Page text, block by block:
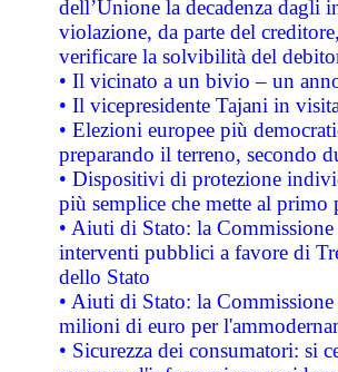
dell’Unione la decadenza dagli
violazione, da parte del
verificare la solvibilità del
• Il vicinato a un bivio – un
• Il vicepresidente Tajani in
• Elezioni europee più
preparando il terreno, secondo
• Dispositivi di protezione
più semplice che mette al primo
• Aiuti di Stato: la
interventi pubblici a favore di
dello Stato
• Aiuti di Stato: la
milioni di euro per
• Sicurezza dei consumatori: si